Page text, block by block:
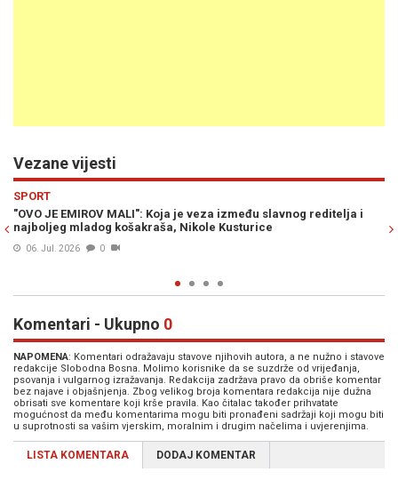
Vezane vijesti
i
KULTURA
EMIR KUSTURICA OPROSTIO SE OD EDINA NUMANKADIĆA:
se slile niz lice. Viđanja smo čuvali u tajnosti, a sad ne mogu
Komentari - Ukupno 0
NAPOMENA: Komentari odražavaju stavove njihovih autora, a ne nužno i stavove
redakcije Slobodna Bosna. Molimo korisnike da se suzdrže od vrijeđanja,
psovanja i vulgarnog izražavanja. Redakcija zadržava pravo da obriše komentar
bez najave i objašnjenja. Zbog velikog broja komentara redakcija nije dužna
obrisati sve komentare koji krše pravila. Kao čitalac također prihvatate
mogućnost da među komentarima mogu biti pronađeni sadržaji koji mogu biti
u suprotnosti sa vašim vjerskim, moralnim i drugim načelima i uvjerenjima.
LISTA KOMENTARA DODAJ KOMENTAR